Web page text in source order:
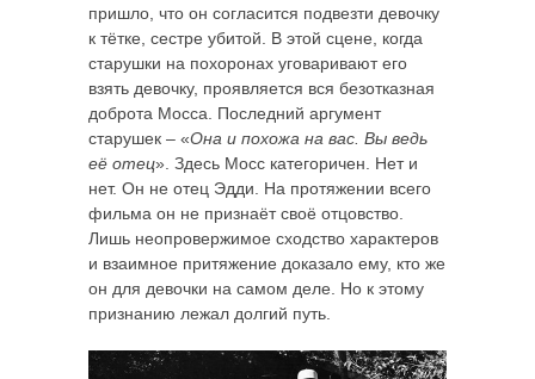
пришло, что он согласится подвезти девочку
к тётке, сестре убитой. В этой сцене, когда
старушки на похоронах уговаривают его
взять девочку, проявляется вся безотказная
доброта Мосса. Последний аргумент
старушек – «Она и похожа на вас. Вы ведь
её отец». Здесь Мосс категоричен. Нет и
нет. Он не отец Эдди. На протяжении всего
фильма он не признаёт своё отцовство.
Лишь неопровержимое сходство характеров
и взаимное притяжение доказало ему, кто же
он для девочки на самом деле. Но к этому
признанию лежал долгий путь.